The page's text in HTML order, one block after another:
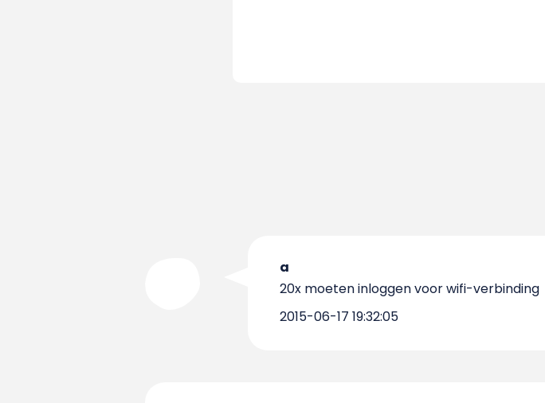
a
20x moeten inloggen voor wifi-verbinding
2015-06-17 19:32:05